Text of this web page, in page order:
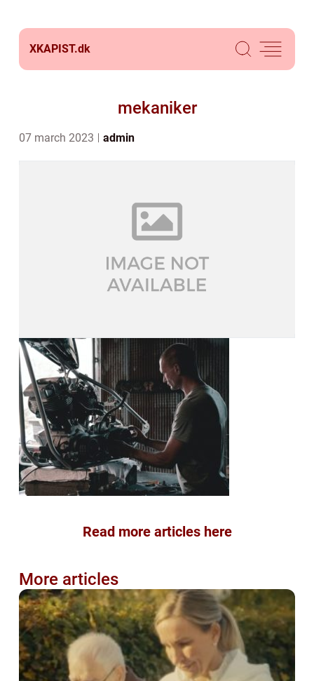
XKAPIST.dk
mekaniker
07 march 2023 admin
Read more articles here
More articles